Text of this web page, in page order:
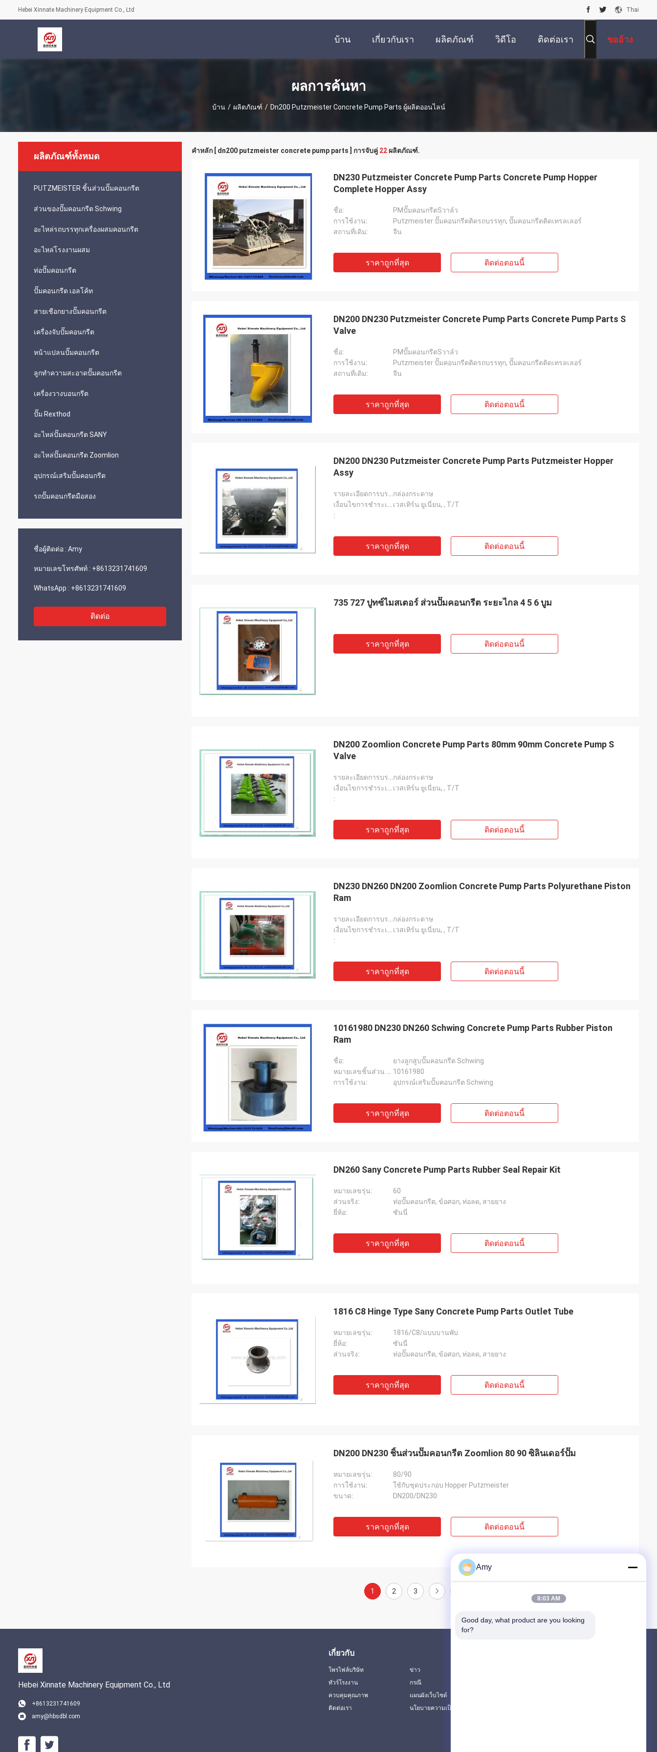
Hebei Xinnate Machinery Equipment Co., Ltd Thai
บ้าน เกี่ยวกับเรา ผลิตภัณฑ์ วิดีโอ ติดต่อเรา ขออ้าง
ผลการค้นหา
บ้าน / ผลิตภัณฑ์ / Dn200 Putzmeister Concrete Pump Parts ผู้ผลิตออนไลน์
ผลิตภัณฑ์ทั้งหมด
PUTZMEISTER ชิ้นส่วนปั๊มคอนกรีต
ส่วนของปั๊มคอนกรีต Schwing
อะไหล่รถบรรทุกเครื่องผสมคอนกรีต
อะไหล่โรงงานผสม
ท่อปั๊มคอนกรีต
ปั๊มคอนกรีต เอลโค้ท
สายเชือกยางปั๊มคอนกรีต
เครื่องจับปั๊มคอนกรีต
หน้าแปลนปั๊มคอนกรีต
ลูกทำความสะอาดปั๊มคอนกรีต
เครื่องวางบอนกรีต
ปั๊ม Rexthod
อะไหล่ปั๊มคอนกรีต SANY
อะไหล่ปั๊มคอนกรีต Zoomlion
อุปกรณ์เสริมปั๊มคอนกรีต
รถปั๊มคอนกรีตมือสอง
ชื่อผู้ติดต่อ : Amy
หมายเลขโทรศัพท์ : +8613231741609
WhatsApp : +8613231741609
ติดต่อ
คำหลัก [ dn200 putzmeister concrete pump parts ] การจับคู่ 22 ผลิตภัณฑ์.
DN230 Putzmeister Concrete Pump Parts Concrete Pump Hopper
Complete Hopper Assy
ชื่อ:
PMปั๊มคอนกรีตSวาล์ว
การใช้งาน:
Putzmeister ปั๊มคอนกรีตติดรถบรรทุก, ปั๊มคอนกรีตติดเทรลเลอร์
สถานที่เดิม:
จีน
ราคาถูกที่สุด ติดต่อตอนนี้
DN200 DN230 Putzmeister Concrete Pump Parts Concrete Pump Parts S
Valve
ชื่อ:
PMปั๊มคอนกรีตSวาล์ว
การใช้งาน:
Putzmeister ปั๊มคอนกรีตติดรถบรรทุก, ปั๊มคอนกรีตติดเทรลเลอร์
สถานที่เดิม:
จีน
ราคาถูกที่สุด ติดต่อตอนนี้
DN200 DN230 Putzmeister Concrete Pump Parts Putzmeister Hopper
Assy
รายละเอียดการบรรจุ:กล่องกระดาษ
เงื่อนไขการชำระเงิน: เวสเทิร์น ยูเนี่ยน, , T/T
:
ราคาถูกที่สุด ติดต่อตอนนี้
735 727 ปูทซ์ไมสเตอร์ ส่วนปั๊มคอนกรีต ระยะไกล 4 5 6 บูม
ราคาถูกที่สุด ติดต่อตอนนี้
DN200 Zoomlion Concrete Pump Parts 80mm 90mm Concrete Pump S
Valve
รายละเอียดการบรรจุ:กล่องกระดาษ
เงื่อนไขการชำระเงิน: เวสเทิร์น ยูเนี่ยน, , T/T
:
ราคาถูกที่สุด ติดต่อตอนนี้
DN230 DN260 DN200 Zoomlion Concrete Pump Parts Polyurethane Piston
Ram
รายละเอียดการบรรจุ:กล่องกระดาษ
เงื่อนไขการชำระเงิน: เวสเทิร์น ยูเนี่ยน, , T/T
:
ราคาถูกที่สุด ติดต่อตอนนี้
10161980 DN230 DN260 Schwing Concrete Pump Parts Rubber Piston
Ram
ชื่อ:
ยางลูกสูบปั๊มคอนกรีต Schwing
หมายเลขชิ้นส่วน (ซ้าย): 10161980
การใช้งาน:
อุปกรณ์เสริมปั๊มคอนกรีต Schwing
ราคาถูกที่สุด ติดต่อตอนนี้
DN260 Sany Concrete Pump Parts Rubber Seal Repair Kit
หมายเลขรุ่น:
60
ส่วนจริง:
ท่อปั๊มคอนกรีต, ข้อศอก, ท่อลด, สายยาง
ยี่ห้อ:
ซันนี่
ราคาถูกที่สุด ติดต่อตอนนี้
1816 C8 Hinge Type Sany Concrete Pump Parts Outlet Tube
หมายเลขรุ่น:
1816/C8/แบบบานพับ
ยี่ห้อ:
ซันนี่
ส่วนจริง:
ท่อปั๊มคอนกรีต, ข้อศอก, ท่อลด, สายยาง
ราคาถูกที่สุด ติดต่อตอนนี้
DN200 DN230 ชิ้นส่วนปั๊มคอนกรีต Zoomlion 80 90 ซิลินเดอร์ปั๊ม
หมายเลขรุ่น:
80/90
การใช้งาน:
ใช้กับชุดประกอบ Hopper Putzmeister
ขนาด:
DN200/DN230
ราคาถูกที่สุด ติดต่อตอนนี้
1 2 3
Hebei Xinnate Machinery Equipment Co., Ltd
+8613231741609
amy@hbsdbl.com
เกี่ยวกับ
โพรไฟล์บริษัท
ทัวร์โรงงาน
ควบคุมคุณภาพ
ติดต่อเรา
ข่าว
กรณี
แผนผังเว็บไซต์
นโยบายความเป็นส่วนตัว
Amy
8:03 AM
Good day, what product are you looking
for?